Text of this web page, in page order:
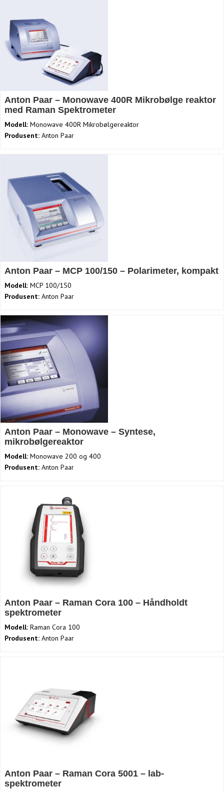
Anton Paar – Monowave 400R Mikrobølge reaktor
med Raman Spektrometer
Modell: Monowave 400R Mikrobølgereaktor
Produsent: Anton Paar
Anton Paar – MCP 100/150 – Polarimeter, kompakt
Modell: MCP 100/150
Produsent: Anton Paar
Anton Paar – Monowave – Syntese,
mikrobølgereaktor
Modell: Monowave 200 og 400
Produsent: Anton Paar
Anton Paar – Raman Cora 100 – Håndholdt
spektrometer
Modell: Raman Cora 100
Produsent: Anton Paar
Anton Paar – Raman Cora 5001 – lab-
spektrometer